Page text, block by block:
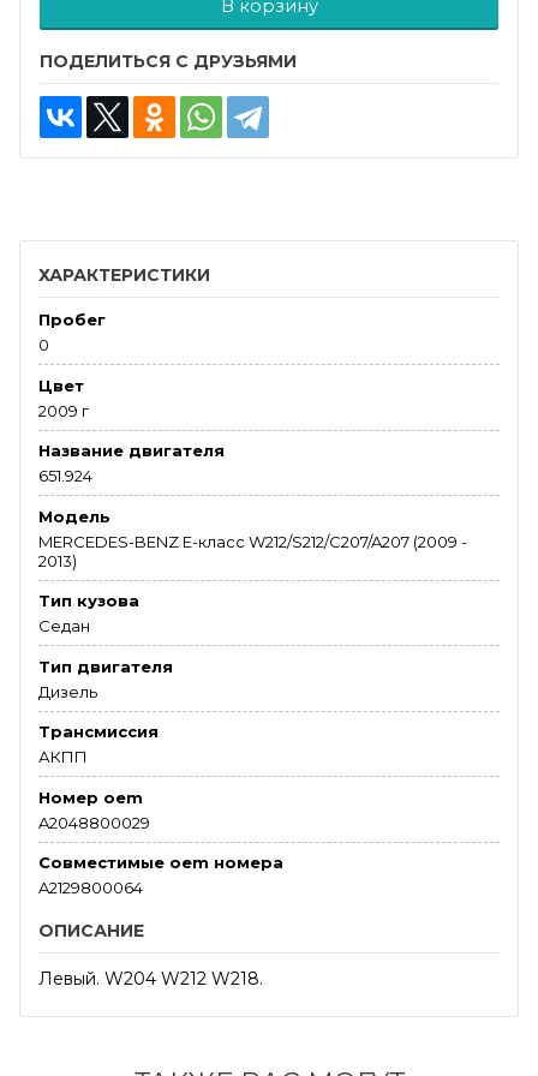
В корзину
ПОДЕЛИТЬСЯ С ДРУЗЬЯМИ
ХАРАКТЕРИСТИКИ
Пробег
0
Цвет
2009 г
Название двигателя
651.924
Модель
MERCEDES-BENZ E-класс W212/S212/C207/A207 (2009 -
2013)
Тип кузова
Седан
Тип двигателя
Дизель
Трансмиссия
АКПП
Номер oem
A2048800029
Совместимые oem номера
A2129800064
ОПИСАНИЕ
Левый. W204 W212 W218.